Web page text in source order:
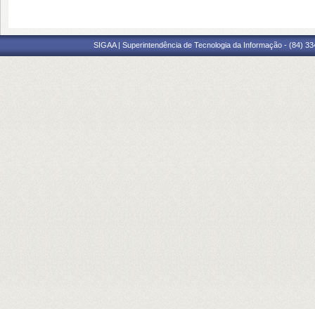
SIGAA | Superintendência de Tecnologia da Informação - (84)